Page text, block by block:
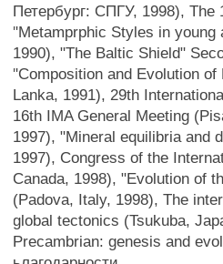
Петербург: СПГУ, 1998), The
"Metamprphic Styles in
1990), "The Baltic Shield"
"Composition and Evolution
Lanka, 1991), 29th
16th IMA General Meeting
1997), "Mineral equilibria and
1997), Congress of the
Canada, 1998), "Evolution of
(Padova, Italy, 1998), The
global tectonics (Tsukuba,
Precambrian: genesis and